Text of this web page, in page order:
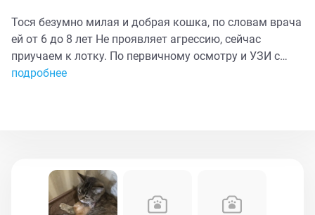
Тося безумно милая и добрая кошка, по словам врача
ей от 6 до 8 лет Не проявляет агрессию, сейчас
приучаем к лотку. По первичному осмотру и УЗИ с
кошечкой все в порядке, но требуется ряд анализов
подробнее